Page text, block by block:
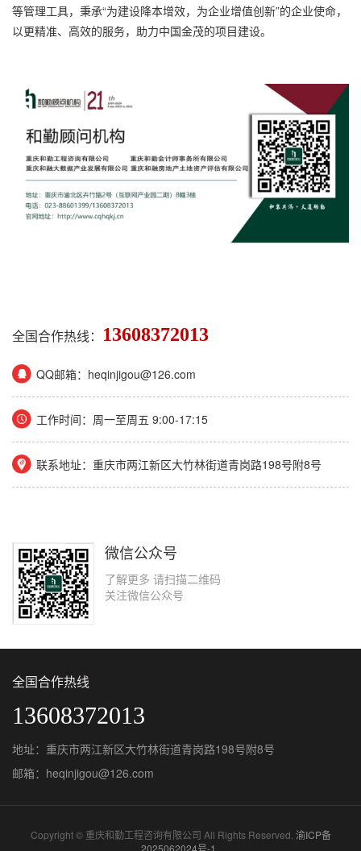
等管理工具，秉承“为建设降本增效，为企业增值创新”的企业使命，
以更精准、高效的服务，助力中国金茂的项目建设。
全国合作热线： 13608372013
QQ邮箱：heqinjigou@126.com
工作时间：周一至周五 9:00-17:15
联系地址：重庆市两江新区大竹林街道青岗路198号附8号
微信公众号
了解更多 请扫描二维码
关注微信公众号
全国合作热线
13608372013
地址：重庆市两江新区大竹林街道青岗路198号附8号
邮箱：heqinjigou@126.com
Copyright © 重庆和勤工程咨询有限公司 All Rights Reserved. 渝ICP备
2025062024号-1